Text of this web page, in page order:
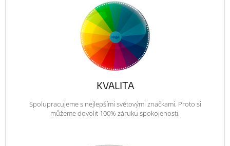
KVALITA
Spolupracujeme s nejlepšími světovými značkami. Proto si
můžeme dovolit 100% záruku spokojenosti.